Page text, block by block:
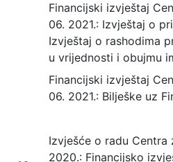
Financijski izvještaj
06. 2021.: Izvještaj o
Izvještaj o rashodima
u vrijednosti i obujmu
Financijski izvještaj
06. 2021.: Bilješke uz
Izvješće o radu Centra
2020.: Financijsko